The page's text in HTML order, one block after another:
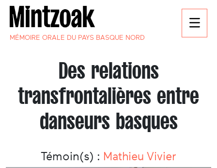
MÉMOIRE ORALE DU PAYS BASQUE NORD
Des relations
transfrontalières entre
danseurs basques
Témoin(s) : Mathieu Vivier